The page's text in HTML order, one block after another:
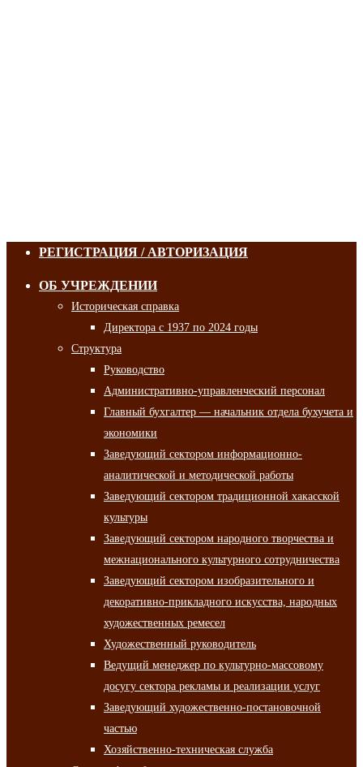
РЕГИСТРАЦИЯ / АВТОРИЗАЦИЯ
ОБ УЧРЕЖДЕНИИ
Историческая справка
Директора с 1937 по 2024 годы
Структура
Руководство
Административно-управленческий персонал
Главный бухгалтер — начальник отдела бухучета и
экономики
Заведующий сектором информационно-
аналитической и методической работы
Заведующий сектором традиционной хакасской
культуры
Заведующий сектором народного творчества и
межнационального культурного сотрудничества
Заведующий сектором изобразительного и
декоративно-прикладного искусства, народных
художественных ремесел
Художественный руководитель
Ведущий менеджер по культурно-массовому
досугу сектора рекламы и реализации услуг
Заведующий художественно-постановочной
частью
Хозяйственно-техническая служба